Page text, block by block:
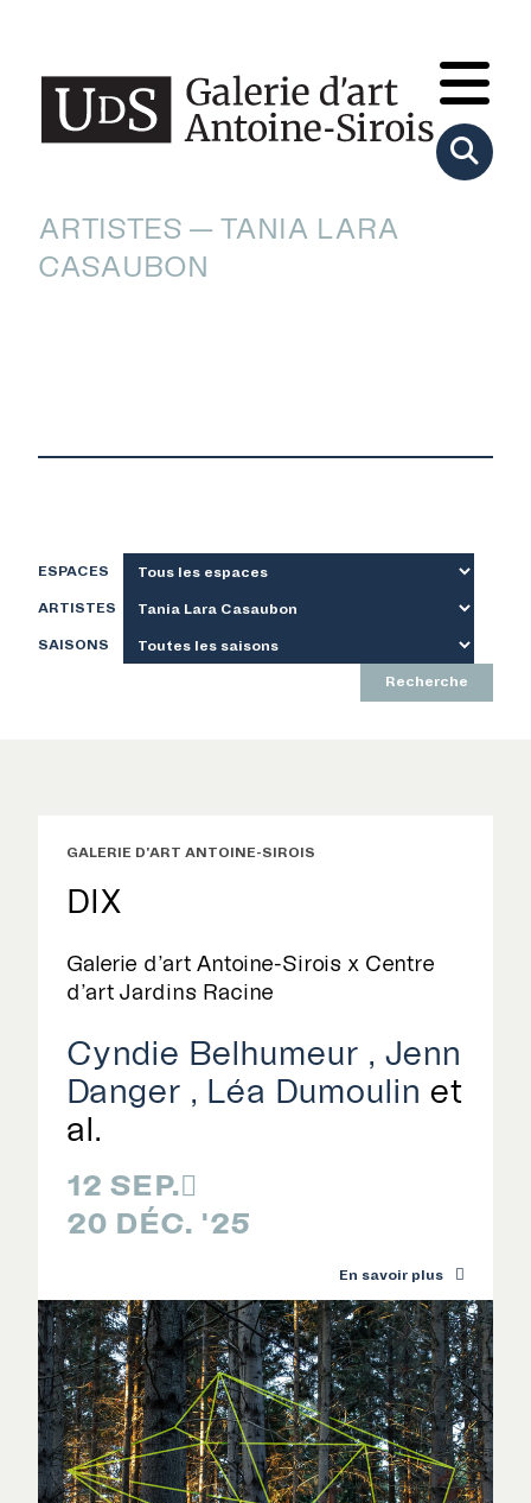
RECHERCHE
ARTISTES — TANIA LARA
CASAUBON
ESPACES
ARTISTES
SAISONS
Recherche
DIX
Galerie d’art Antoine-Sirois x Centre
d’art Jardins Racine
12 SEP.
20 DÉC. '25
GALERIE D'ART ANTOINE-SIROIS
Cyndie Belhumeur
Jenn
Danger
Léa Dumoulin
En savoir plus